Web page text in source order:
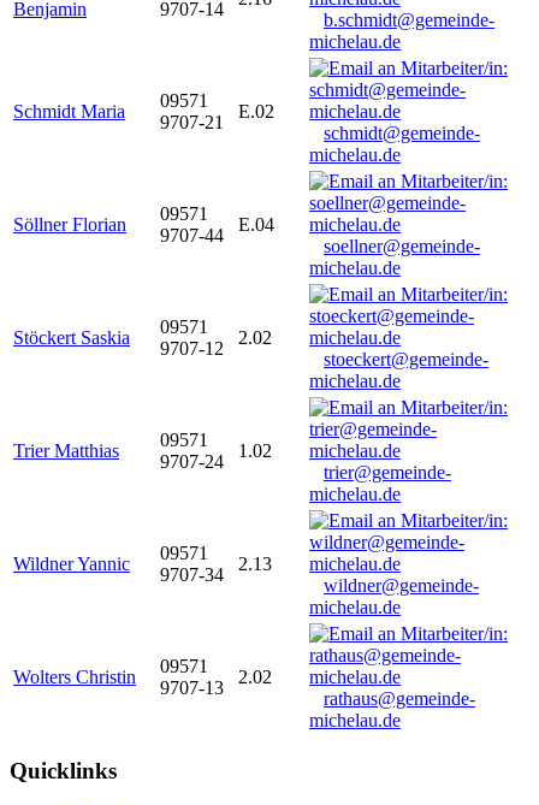
Benjamin
9707-14
b.schmidt@gemeinde-
michelau.de
Schmidt Maria
09571
9707-21
E.02
schmidt@gemeinde-
michelau.de
Söllner Florian
09571
9707-44
E.04
soellner@gemeinde-
michelau.de
Stöckert Saskia
09571
9707-12
2.02
stoeckert@gemeinde-
michelau.de
Trier Matthias
09571
9707-24
1.02
trier@gemeinde-
michelau.de
Wildner Yannic
09571
9707-34
2.13
wildner@gemeinde-
michelau.de
Wolters Christin
09571
9707-13
2.02
rathaus@gemeinde-
michelau.de
Quicklinks